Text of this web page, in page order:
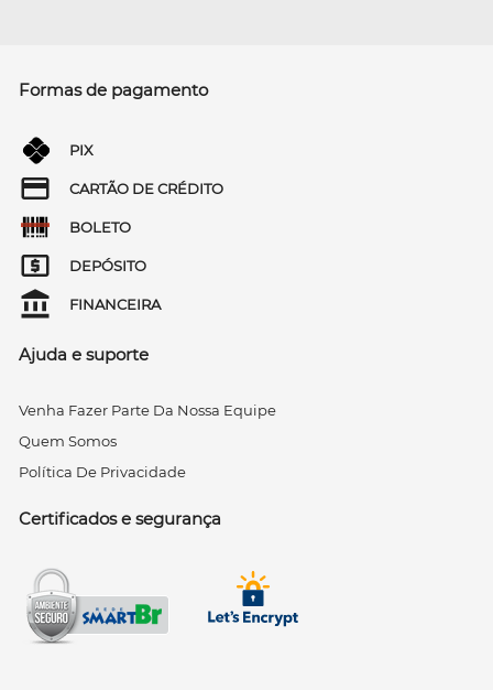
Formas de pagamento
PIX
CARTÃO DE CRÉDITO
BOLETO
DEPÓSITO
FINANCEIRA
Ajuda e suporte
Venha Fazer Parte Da Nossa Equipe
Quem Somos
Política De Privacidade
Certificados e segurança